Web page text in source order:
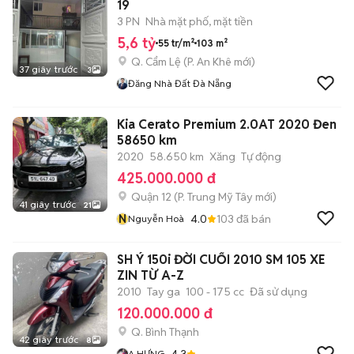
37 giây trước 3
19
3 PN Nhà mặt phố, mặt tiền
5,6 tỷ 55 tr/m² 103 m²
Q. Cẩm Lệ (P. An Khê mới)
Đăng Nhà Đất Đà Nẵng
41 giây trước 21
Kia Cerato Premium 2.0AT 2020 Đen
58650 km
2020 58.650 km Xăng Tự động
425.000.000 đ
Quận 12 (P. Trung Mỹ Tây mới)
NNguyễn Hoà 4.0 103 đã bán
42 giây trước 8
SH Ý 150i ĐỜI CUỐI 2010 SM 105 XE
ZIN TỪ A-Z
2010 Tay ga 100 - 175 cc Đã sử dụng
120.000.000 đ
Q. Bình Thạnh